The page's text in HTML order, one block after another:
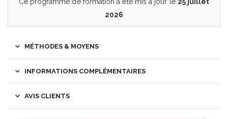
2026
MÉTHODES & MOYENS
INFORMATIONS COMPLÉMENTAIRES
AVIS CLIENTS